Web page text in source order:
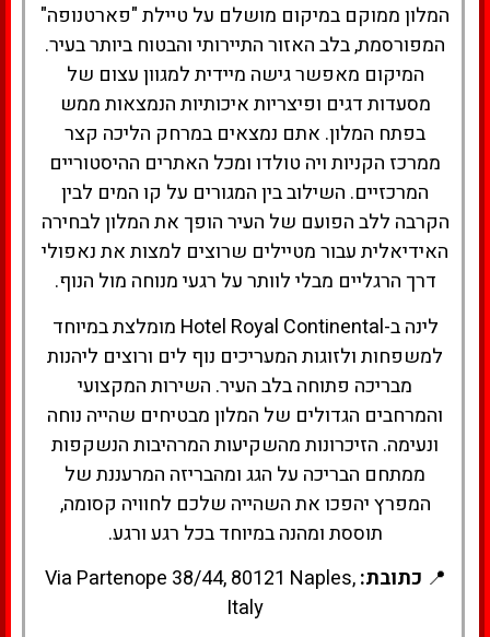
המלון ממוקם במיקום מושלם על טיילת "פארטנופה"
המפורסמת, בלב האזור התיירותי והבטוח ביותר בעיר.
המיקום מאפשר גישה מיידית למגוון עצום של
מסעדות דגים ופיצריות איכותיות הנמצאות ממש
בפתח המלון. אתם נמצאים במרחק הליכה קצר
ממרכז הקניות ויה טולדו ומכל האתרים ההיסטוריים
המרכזיים. השילוב בין המגורים על קו המים לבין
הקרבה ללב הפועם של העיר הופך את המלון לבחירה
האידיאלית עבור מטיילים שרוצים למצות את נאפולי
דרך הרגליים מבלי לוותר על רגעי מנוחה מול הנוף.
לינה ב-Hotel Royal Continental מומלצת במיוחד
למשפחות ולזוגות המעריכים נוף לים ורוצים ליהנות
מבריכה פתוחה בלב העיר. השירות המקצועי
והמרחבים הגדולים של המלון מבטיחים שהייה נוחה
ונעימה. הזיכרונות מהשקיעות המרהיבות הנשקפות
ממתחם הבריכה על הגג ומהבריזה המרעננת של
המפרץ יהפכו את השהייה שלכם לחוויה קסומה,
תוססת ומהנה במיוחד בכל רגע ורגע.
📍 כתובת: Via Partenope 38/44, 80121 Naples,
Italy